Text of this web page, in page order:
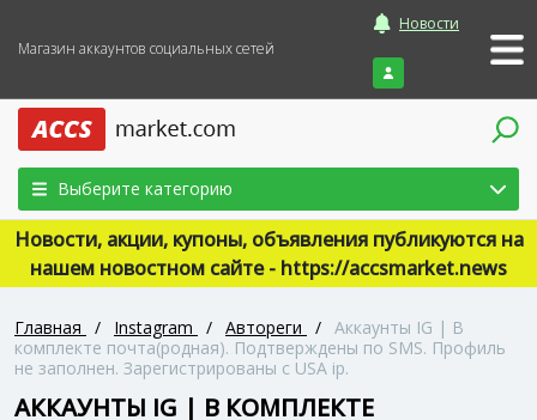
Магазин аккаунтов социальных сетей
Новости
Войти
Выберите категорию
Новости, акции, купоны, объявления публикуются на
нашем новостном сайте - https://accsmarket.news
Главная / Instagram / Автореги / Аккаунты IG | В
комплекте почта(родная). Подтверждены по SMS. Профиль
не заполнен. Зарегистрированы с USA ip.
АККАУНТЫ IG | В КОМПЛЕКТЕ